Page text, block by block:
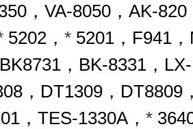
，VA-8050，AK-820
5202， * 5201，F941
，BK-8331，
，DT1309，DT8809
，TES-1330A， *